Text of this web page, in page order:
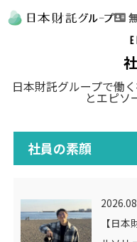
日本財託グループで働
とエピソ
社員の素顔
【日